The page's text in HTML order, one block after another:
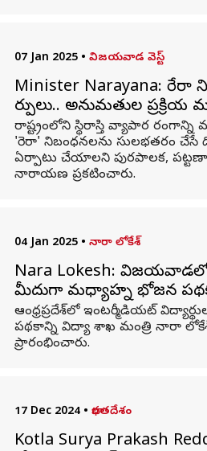
07 Jan 2025 • విజయవాడ వెస్ట్
Minister Narayana: రేరా
మార్పులు.. అనుమతుల
రాష్ట్రంలోని స్థిరాస్తి వ్యాపార రంగాన్ని
'రెరా' నిబంధనలను సులభతరం చేసే
ఏర్పాటు చేయాలని పురపాలక,
నారాయణ ప్రకటించారు.
04 Jan 2025 • నారా లోకేశ్
Nara Lokesh:
మీదుగా మధ్యాహ్న భోజన పథక
ఆంధ్రప్రదేశ్‌లో ఇంటర్మీడియట్‌
పథకాన్ని విద్యా శాఖ మంత్రి నారా
ప్రారంభించారు.
17 Dec 2024 • భారతదేశం
Kotla Surya Prakash